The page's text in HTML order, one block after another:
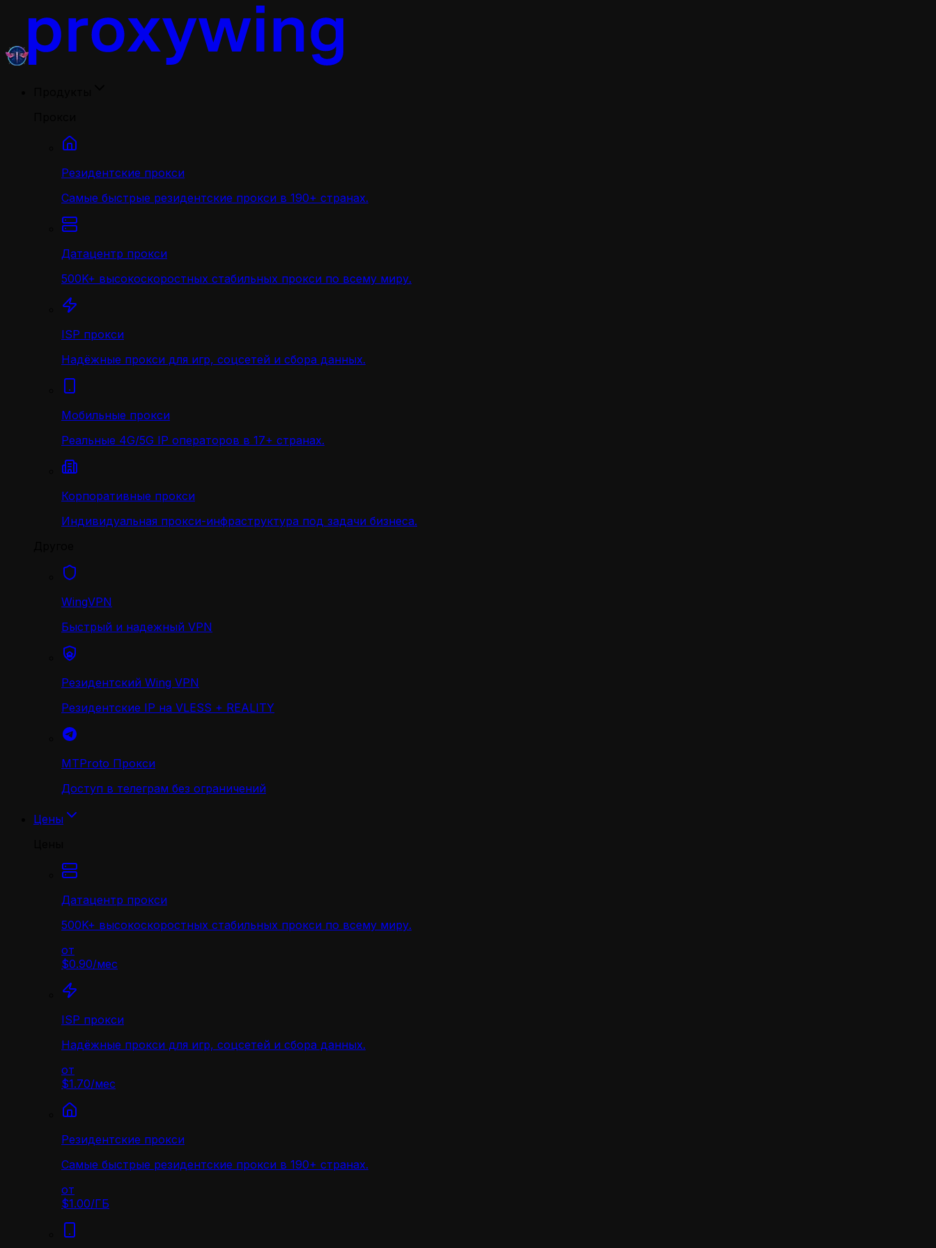
Резидентские прокси
Самые быстрые резидентские прокси в 190+ странах.
Датацентр прокси
500K+ высокоскоростных стабильных прокси по всему миру.
ISP прокси
Надёжные прокси для игр, соцсетей и сбора данных.
Мобильные прокси
Реальные 4G/5G IP операторов в 17+ странах.
Корпоративные прокси
Индивидуальная прокси-инфраструктура под задачи бизнеса.
WingVPN
Быстрый и надежный VPN
Резидентский Wing VPN
Резидентские IP на VLESS + REALITY
MTProto Прокси
Доступ в телеграм без ограничений
Цены
Датацентр прокси
500K+ высокоскоростных стабильных прокси по всему миру.
от
$0.90/мес
ISP прокси
Надёжные прокси для игр, соцсетей и сбора данных.
от
$1.70/мес
Резидентские прокси
Самые быстрые резидентские прокси в 190+ странах.
от
$1.00/ГБ